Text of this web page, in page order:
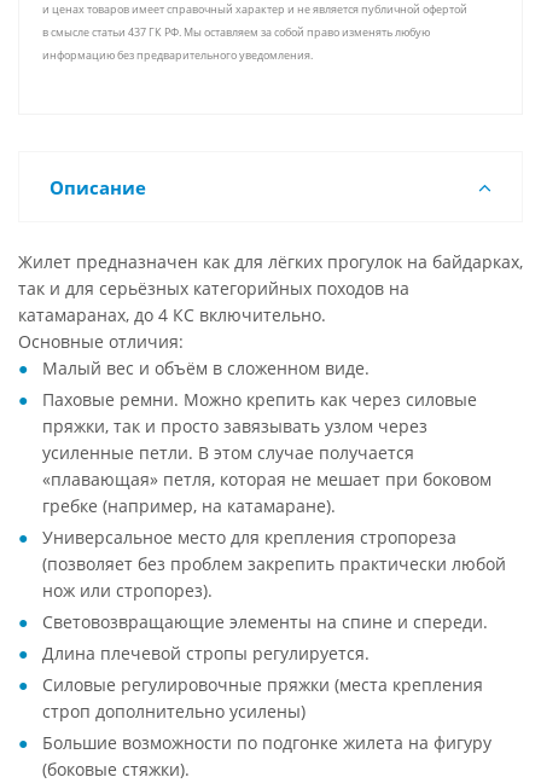
и ценах товаров имеет справочный характер и не является публичной офертой
в смысле статьи 437 ГК РФ. Мы оставляем за собой право изменять любую
информацию без предварительного уведомления.
Описание
Жилет предназначен как для лёгких прогулок на байдарках,
так и для серьёзных категорийных походов на
катамаранах, до 4 КС включительно.
Основные отличия:
Малый вес и объём в сложенном виде.
Паховые ремни. Можно крепить как через силовые
пряжки, так и просто завязывать узлом через
усиленные петли. В этом случае получается
«плавающая» петля, которая не мешает при боковом
гребке (например, на катамаране).
Универсальное место для крепления стропореза
(позволяет без проблем закрепить практически любой
нож или стропорез).
Световозвращающие элементы на спине и спереди.
Длина плечевой стропы регулируется.
Силовые регулировочные пряжки (места крепления
строп дополнительно усилены)
Большие возможности по подгонке жилета на фигуру
(боковые стяжки).